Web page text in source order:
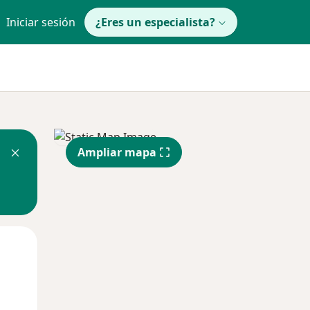
Iniciar sesión ¿Eres un especialista?
Ampliar mapa